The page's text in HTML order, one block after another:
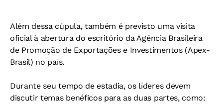
Além dessa cúpula, também é previsto uma visita
oficial à abertura do escritório da Agência Brasileira
de Promoção de Exportações e Investimentos (Apex-
Brasil) no país.
Durante seu tempo de estadia, os líderes devem
discutir temas benéficos para as duas partes, como: